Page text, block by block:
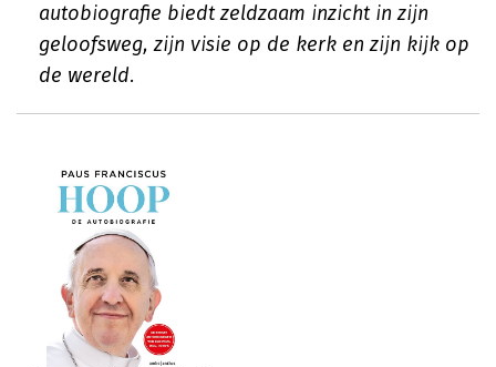
autobiografie biedt zeldzaam inzicht in zijn
geloofsweg, zijn visie op de kerk en zijn kijk op
de wereld.